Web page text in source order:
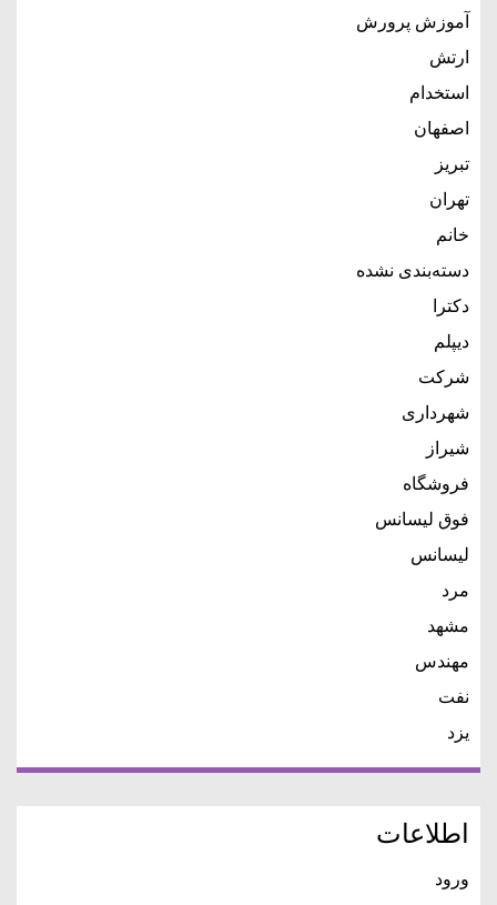
آموزش پرورش
ارتش
استخدام
اصفهان
تبریز
تهران
خانم
دسته‌بندی نشده
دکترا
دیپلم
شرکت
شهرداری
شیراز
فروشگاه
فوق لیسانس
لیسانس
مرد
مشهد
مهندس
نفت
یزد
اطلاعات
ورود